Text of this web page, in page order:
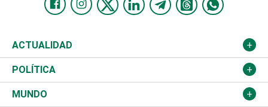
ACTUALIDAD
Nacional
Ciudad
POLÍTICA
Partidos
MUNDO